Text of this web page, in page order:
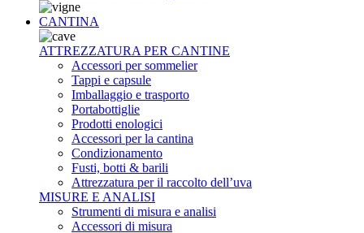
CANTINA
ATTREZZATURA PER CANTINE
Accessori per sommelier
Tappi e capsule
Imballaggio e trasporto
Portabottiglie
Prodotti enologici
Accessori per la cantina
Condizionamento
Fusti, botti & barili
Attrezzatura per il raccolto dell’uva
MISURE E ANALISI
Strumenti di misura e analisi
Accessori di misura